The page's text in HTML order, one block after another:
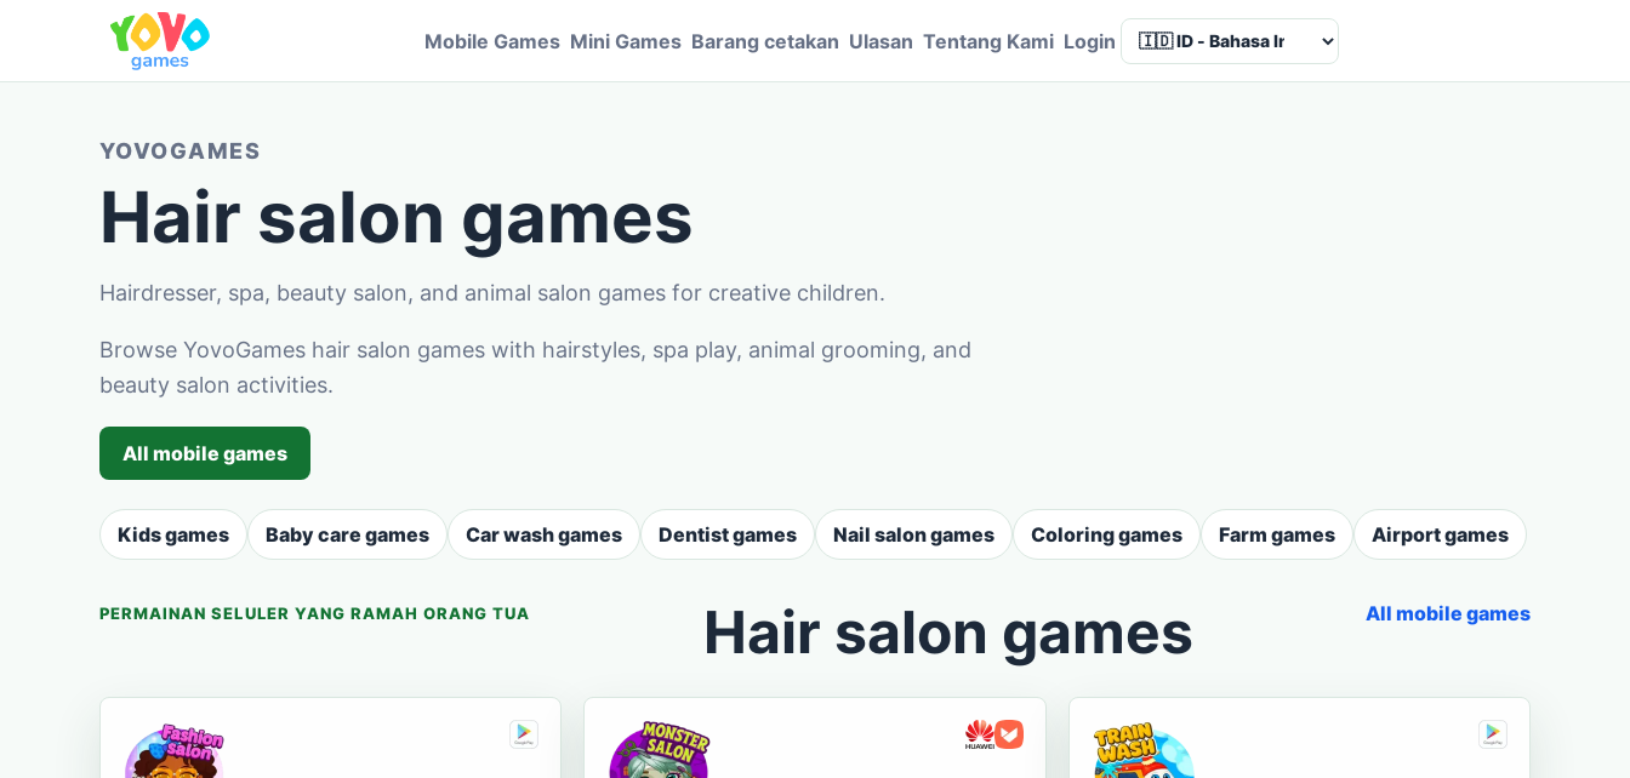
Mobile Games Mini Games Barang cetakan Ulasan Tentang Kami Login Language
YOVOGAMES
Hair salon games
Hairdresser, spa, beauty salon, and animal salon games for creative children.
Browse YovoGames hair salon games with hairstyles, spa play, animal grooming, and
beauty salon activities.
All mobile games
Kids games Baby care games Car wash games Dentist games Nail salon games Coloring games Farm games Airport games
PERMAINAN SELULER YANG RAMAH ORANG TUA Hair salon games All mobile games